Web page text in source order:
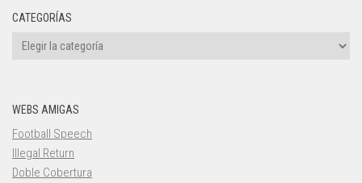
CATEGORÍAS
Categorías
WEBS AMIGAS
Football Speech
Illegal Return
Doble Cobertura